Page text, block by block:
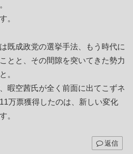
。
既成政党の選挙手法、もう時代に
とと、その間隙を突いてきた勢力
。
暇空茜氏が全く前面に出てこずネ
万票獲得したのは、新しい変化
。
返信